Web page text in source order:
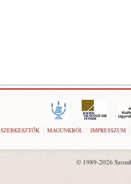
SZERKESZTŐK MAGUNKRÓL IMPRESSZUM
© 1989-2026